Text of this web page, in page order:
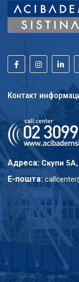
Контакт
Адреса: Скупи
E-пошта: